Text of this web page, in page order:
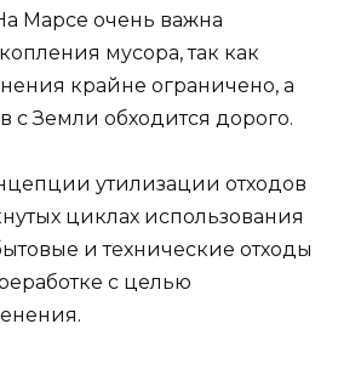
Марсе очень важна
мусора, так как
крайне ограничено, а
с Земли обходится дорого.
утилизации отходов
циклах использования
и технические отходы
с целью